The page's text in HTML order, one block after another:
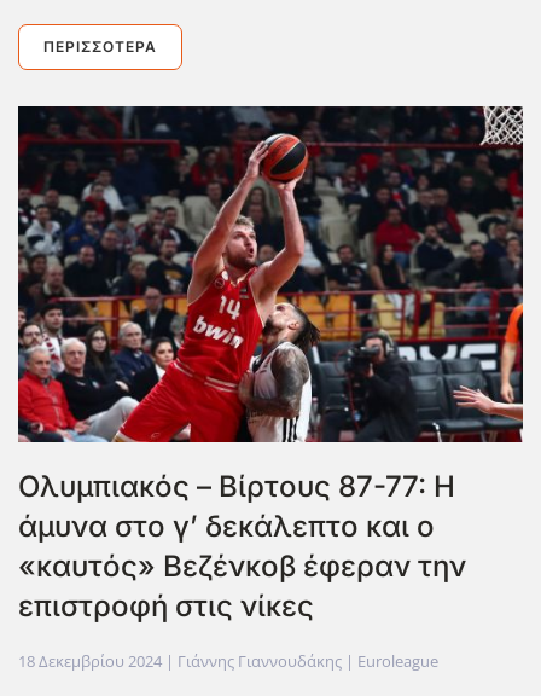
ΠΕΡΙΣΣΌΤΕΡΑ
Ολυμπιακός – Βίρτους 87-77: Η
άμυνα στο γ’ δεκάλεπτο και ο
«καυτός» Βεζένκοβ έφεραν την
επιστροφή στις νίκες
18 Δεκεμβρίου 2024 | Γιάννης Γιαννουδάκης | Euroleague